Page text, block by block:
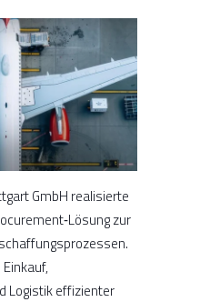
GmbH realisierte
zur
Logistik effizienter